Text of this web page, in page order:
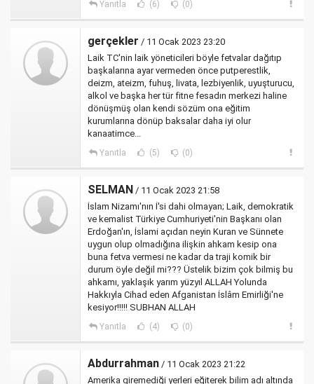
Yanıtla (6) (0)
gerçekler / 11 Ocak 2023 23:20
Laik TC'nin laik yöneticileri böyle fetvalar dağıtıp
başkalarına ayar vermeden önce putperestlik,
deizm, ateizm, fuhuş, livata, lezbiyenlik, uyuşturucu,
alkol ve başka her tür fitne fesadın merkezi haline
dönüşmüş olan kendi sözüm ona eğitim
kurumlarına dönüp baksalar daha iyi olur
kanaatimce...
Yanıtla (5) (0)
SELMAN / 11 Ocak 2023 21:58
İslam Nizamı'nın İ'si dahi olmayan; Laik, demokratik
ve kemalist Türkiye Cumhuriyeti'nin Başkanı olan
Erdoğan'ın, İslami açıdan neyin Kuran ve Sünnete
uygun olup olmadığına ilişkin ahkam kesip ona
buna fetva vermesi ne kadar da traji komik bir
durum öyle değil mi??? Üstelik bizim çok bilmiş bu
ahkamı, yaklaşık yarım yüzyıl ALLAH Yolunda
Hakkıyla Cihad eden Afganistan İslâm Emirliği'ne
kesiyor!!!!! SUBHAN ALLAH
Yanıtla (4) (0)
Abdurrahman / 11 Ocak 2023 21:22
Amerika giremediği yerleri eğiterek bilim adı altında